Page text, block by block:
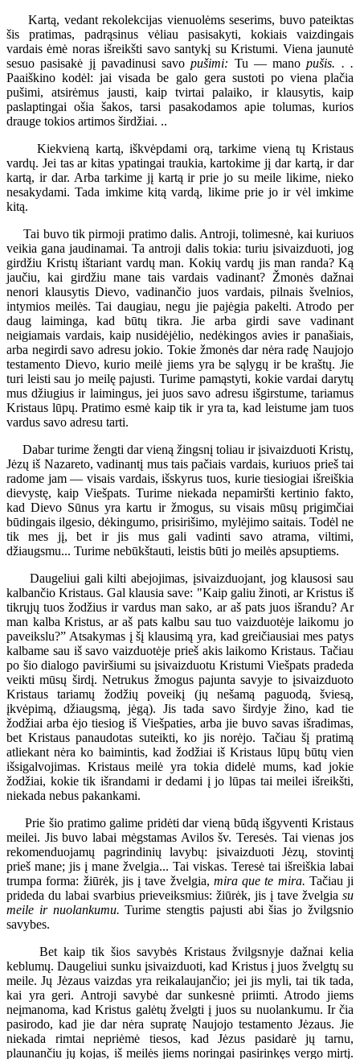
Kartą, vedant rekolekcijas vienuolėms seserims, buvo pateiktas
šis pratimas, padrąsinus vėliau pasisakyti, kokiais vaizdingais
vardais ėmė noras išreikšti savo santykį su Kristumi. Viena jaunutė
sesuo pasisakė jį pavadinusi savopušimi: Tu — manopušis. . .
Paaiškino kodėl: jai visada be galo gera sustoti po viena plačia
pušimi, atsirėmus jausti, kaip tvirtai palaiko, ir klausytis, kaip
paslaptingai ošia šakos, tarsi pasakodamos apie tolumas, kurios
drauge tokios artimos širdžiai. ..
Kiekvieną kartą, iškvėpdami orą, tarkime vieną tų Kristaus
vardų. Jei tas ar kitas ypatingai traukia, kartokime jį dar kartą, ir dar
kartą, ir dar. Arba tarkime jį kartą ir prie jo su meile likime, nieko
nesakydami. Tada imkime kitą vardą, likime prie jo ir vėl imkime
kitą.
Tai buvo tik pirmoji pratimo dalis. Antroji, tolimesnė, kai kuriuos
veikia gana jaudinamai. Ta antroji dalis tokia: turiu įsivaizduoti, jog
girdžiu Kristų ištariant vardų man. Kokių vardų jis man randa? Ką
jaučiu, kai girdžiu mane tais vardais vadinant? Žmonės dažnai
nenori klausytis Dievo, vadinančio juos vardais, pilnais švelnios,
intymios meilės. Tai daugiau, negu jie pajėgia pakelti. Atrodo per
daug laiminga, kad būtų tikra. Jie arba girdi save vadinant
neigiamais vardais, kaip nusidėjėlio, nedėkingos avies ir panašiais,
arba negirdi savo adresu jokio. Tokie žmonės dar nėra radę Naujojo
testamento Dievo, kurio meilė jiems yra be sąlygų ir be kraštų. Jie
turi leisti sau jo meilę pajusti. Turime pamąstyti, kokie vardai darytų
mus džiugius ir laimingus, jei juos savo adresu išgirstume, tariamus
Kristaus lūpų. Pratimo esmė kaip tik ir yra ta, kad leistume jam tuos
vardus savo adresu tarti.
Dabar turime žengti dar vieną žingsnį toliau ir įsivaizduoti Kristų,
Jėzų iš Nazareto, vadinantį mus tais pačiais vardais, kuriuos prieš tai
radome jam — visais vardais, išskyrus tuos, kurie tiesiogiai išreiškia
dievystę, kaip Viešpats. Turime niekada nepamiršti kertinio fakto,
kad Dievo Sūnus yra kartu ir žmogus, su visais mūsų prigimčiai
būdingais ilgesio, dėkingumo, prisirišimo, mylėjimo saitais. Todėl ne
tik mes jį, bet ir jis mus gali vadinti savo atrama, viltimi,
džiaugsmu... Turime nebūkštauti, leistis būti jo meilės apsuptiems.
Daugeliui gali kilti abejojimas, įsivaizduojant, jog klausosi sau
kalbančio Kristaus. Gal klausia save: "Kaip galiu žinoti, ar Kristus iš
tikrųjų tuos žodžius ir vardus man sako, ar aš pats juos išrandu? Ar
man kalba Kristus, ar aš pats kalbu sau tuo vaizduotėje laikomu jo
paveikslu?” Atsakymas į šį klausimą yra, kad greičiausiai mes patys
kalbame sau iš savo vaizduotėje prieš akis laikomo Kristaus. Tačiau
po šio dialogo paviršiumi su įsivaizduotu Kristumi Viešpats pradeda
veikti mūsų širdį. Netrukus žmogus pajunta savyje to įsivaizduoto
Kristaus tariamų žodžių poveikį (jų nešamą paguodą, šviesą,
įkvėpimą, džiaugsmą, jėgą). Jis tada savo širdyje žino, kad tie
žodžiai arba ėjo tiesiog iš Viešpaties, arba jie buvo savas išradimas,
bet Kristaus panaudotas suteikti, ko jis norėjo. Tačiau šį pratimą
atliekant nėra ko baimintis, kad žodžiai iš Kristaus lūpų būtų vien
išsigalvojimas. Kristaus meilė yra tokia didelė mums, kad jokie
žodžiai, kokie tik išrandami ir dedami į jo lūpas tai meilei išreikšti,
niekada nebus pakankami.
Prie šio pratimo galime pridėti dar vieną būdą išgyventi Kristaus
meilei. Jis buvo labai mėgstamas Avilos šv. Teresės. Tai vienas jos
rekomenduojamų pagrindinių lavybų: įsivaizduoti Jėzų, stovintį
prieš mane; jis į mane žvelgia... Tai viskas. Teresė tai išreiškia labai
trumpa forma: žiūrėk, jis į tave žvelgia, mira que te mira. Tačiau ji
prideda du labai svarbius prieveiksmius: žiūrėk, jis į tave žvelgia su
meile ir nuolankumu. Turime stengtis pajusti abi šias jo žvilgsnio
savybes.
Bet kaip tik šios savybės Kristaus žvilgsnyje dažnai kelia
keblumų. Daugeliui sunku įsivaizduoti, kad Kristus į juos žvelgtų su
meile. Jų Jėzaus vaizdas yra reikalaujančio; jei jis myli, tai tik tada,
kai yra geri. Antroji savybė dar sunkesnė priimti. Atrodo jiems
neįmanoma, kad Kristus galėtų žvelgti į juos su nuolankumu. Ir čia
pasirodo, kad jie dar nėra supratę Naujojo testamento Jėzaus. Jie
niekada rimtai nepriėmė tiesos, kad Jėzus pasidarė jų tarnu,
plaunančiu jų kojas, iš meilės jiems noringai pasirinkęs vergo mirtį.